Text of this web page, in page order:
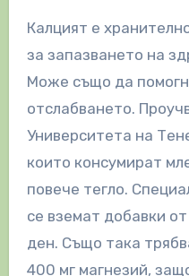
Калцият е
за запазването на
Може също да
отслабването.
Университета на
които консумират
повече тегло.
се вземат добавки
ден. Също така
400 мг магнезий,